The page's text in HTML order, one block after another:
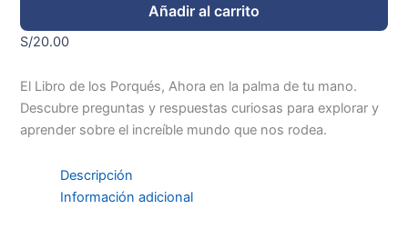
Añadir al carrito
S/20.00
El Libro de los Porqués, Ahora en la palma de tu mano.
Descubre preguntas y respuestas curiosas para explorar y
aprender sobre el increíble mundo que nos rodea.
Descripción
Información adicional